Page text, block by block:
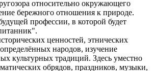
относительно окружающего
бережного отношения к природе.
профессии, в которой будет
ценностей, этнических
народов, изучение
культурных традиций. Здесь уместно
обрядов, праздников, музыки,